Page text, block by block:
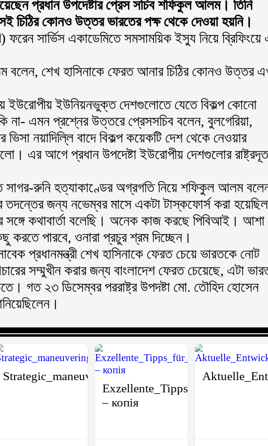
প্রধান উপদেষ্টার প্রেস সচিব শফিকুল আলম। তিনি
চিঠির কোনও উত্তর ভারতের পক্ষ থেকে দেওয়া হয়নি।
ফরেন সার্ভিস একাডেমিতে সমসাময়িক ইস্যু নিয়ে
বলেন, শেখ হাসিনাকে ফেরত আনার চিঠির কোনও উত্তর
ইউরোপীয় ইউনিয়নভুক্ত দেশগুলোতে যেতে বিকল্প কোনো
না- এমন প্রশ্নের উত্তরে প্রেসসচিব বলেন, বুলগেরিয়া,
ভিসা নয়াদিল্লি বাদে বিকল্প কয়েকটি দেশ থেকে নেওয়ার
এর আগে প্রধান উপদেষ্টা ইউরোপীয় দেশগুলোর
সাগর-রুনি হত্যাকাণ্ডের অগ্রগতি নিয়ে শফিকুল আলম
তদন্তের জন্য নভেম্বর মাসে একটা টাস্কফোর্স করা
কথাবার্তা বলেছি। অনেক কাজ করছে পিবিআই। আশা
করতে পারবে, ওনারা প্রচুর শ্রম দিচ্ছেন।
প্রধানমন্ত্রী শেখ হাসিনাকে ফেরত চেয়ে ভারতকে নোট
সম্মুখীন করার জন্য বাংলাদেশ ফেরত চেয়েছে, এটা
গত ২৩ ডিসেম্বর পররাষ্ট্র উপদষ্টা মো. তৌহিদ হোসেন
– копія